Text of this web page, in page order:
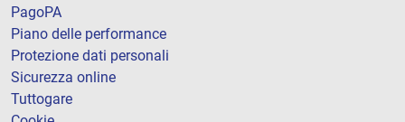
PagoPA
Piano delle performance
Protezione dati personali
Sicurezza online
Tuttogare